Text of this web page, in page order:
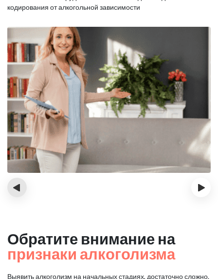
кодирования от алкогольной зависимости
‹ ›
Обратите внимание на
признаки алкоголизма
Выявить алкоголизм на начальных стадиях, достаточно сложно.